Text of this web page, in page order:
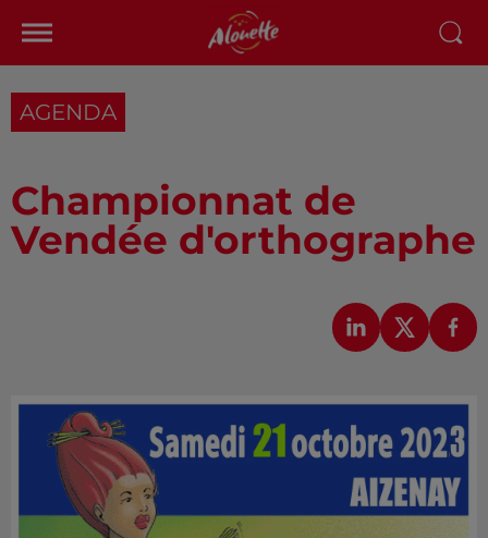
AGENDA
Championnat de
Vendée d'orthographe